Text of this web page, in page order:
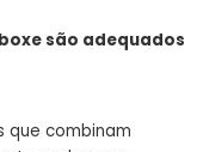
são adequados
que combinam